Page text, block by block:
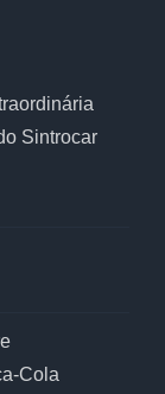
Sintrocar
Cola